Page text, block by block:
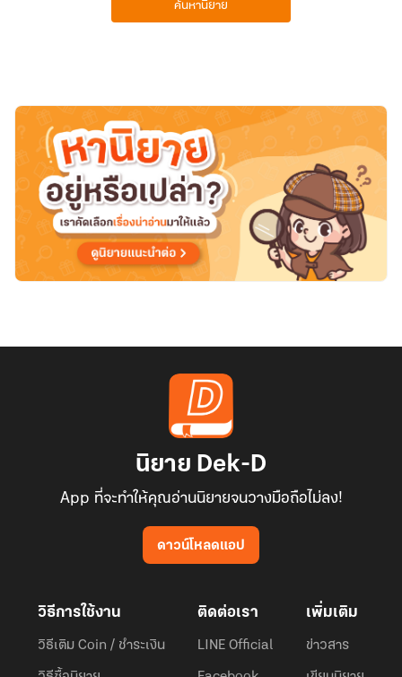
ค้นหานิยาย
นิยาย Dek-D
App ที่จะทำให้คุณอ่านนิยายจนวางมือถือไม่ลง!
ดาวน์โหลดแอป
วิธีการใช้งาน
วิธีเติม Coin / ชำระเงิน
ติดต่อเรา
LINE Official
เพิ่มเติม
ข่าวสาร